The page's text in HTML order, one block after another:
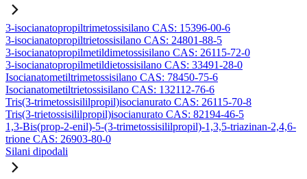
3-isocianatopropiltrimetossisilano CAS: 15396-00-6
3-isocianatopropiltrietossisilano CAS: 24801-88-5
3-isocianatopropilmetildimetossisilano CAS: 26115-72-0
3-isocianatopropilmetildietossisilano CAS: 33491-28-0
Isocianatometiltrimetossisilano CAS: 78450-75-6
Isocianatometiltrietossisilano CAS: 132112-76-6
Tris(3-trimetossisililpropil)isocianurato CAS: 26115-70-8
Tris(3-trietossisililpropil)isocianurato CAS: 82194-46-5
1,3-Bis(prop-2-enil)-5-(3-trimetossisililpropil)-1,3,5-triazinan-2,4,6-
trione CAS: 26903-80-0
Silani dipodali